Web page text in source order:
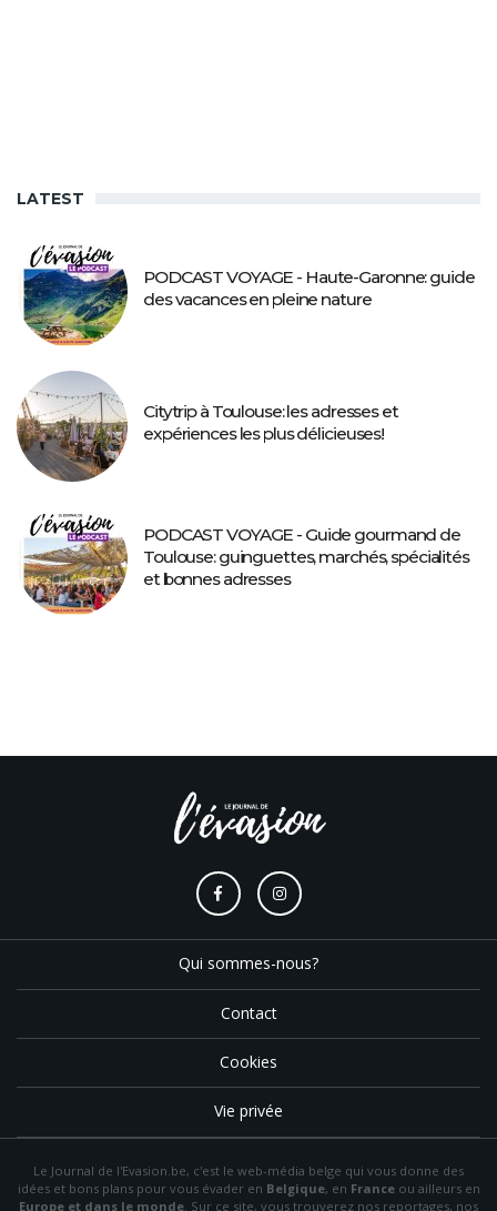
LATEST
PODCAST VOYAGE - Haute-Garonne: guide
des vacances en pleine nature
Citytrip à Toulouse: les adresses et
expériences les plus délicieuses!
PODCAST VOYAGE - Guide gourmand de
Toulouse: guinguettes, marchés, spécialités
et bonnes adresses
Qui sommes-nous?
Contact
Cookies
Vie privée
Le Journal de l'Evasion.be, c'est le web-média belge qui vous donne des
idées et bons plans pour vous évader en Belgique, en Franceou ailleurs en
Europe et dans le monde . Sur ce site, vous trouverez nos reportages, nos